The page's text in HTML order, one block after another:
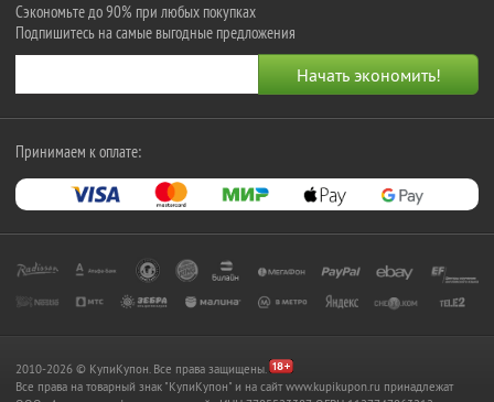
Сэкономьте до 90% при любых покупках
Подпишитесь на самые выгодные предложения
Принимаем к оплате:
2010-2026 © КупиКупон. Все права защищены.
Все права на товарный знак "КупиКупон" и на сайт www.kupikupon.ru принадлежат